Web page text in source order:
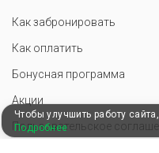
Как забронировать
Как оплатить
Бонусная программа
Акции
Пользовательское
Чтобы улучшить работу
Подробнее